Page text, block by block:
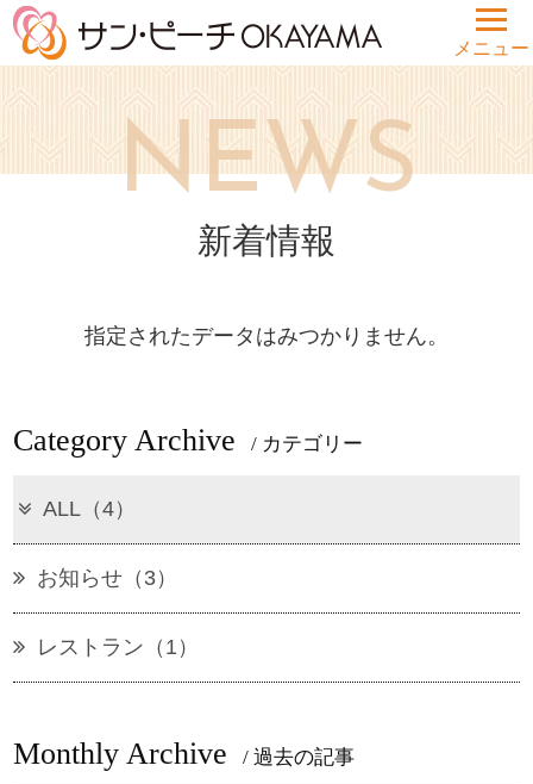
NEWS
新着情報
指定されたデータはみつかりません。
Category Archive / カテゴリー
ALL（4）
お知らせ（3）
レストラン（1）
Monthly Archive / 過去の記事
メニュー